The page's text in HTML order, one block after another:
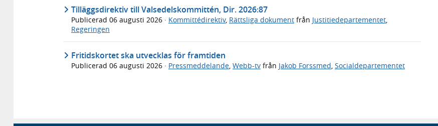
Tilläggsdirektiv till Valsedelskommittén, Dir. 2026:87
Publicerad 06 augusti 2026 · Kommittédirektiv, Rättsliga dokument från Justitiedepartementet,
Regeringen
Fritidskortet ska utvecklas för framtiden
Publicerad 06 augusti 2026 · Pressmeddelande Webb-tv från Jakob Forssmed Socialdepartementet